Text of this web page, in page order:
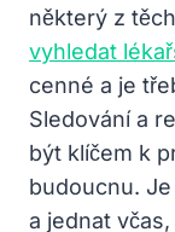
některý z
vyhledat
cenné a je
Sledování a
být klíčem k
budoucnu.
a jednat